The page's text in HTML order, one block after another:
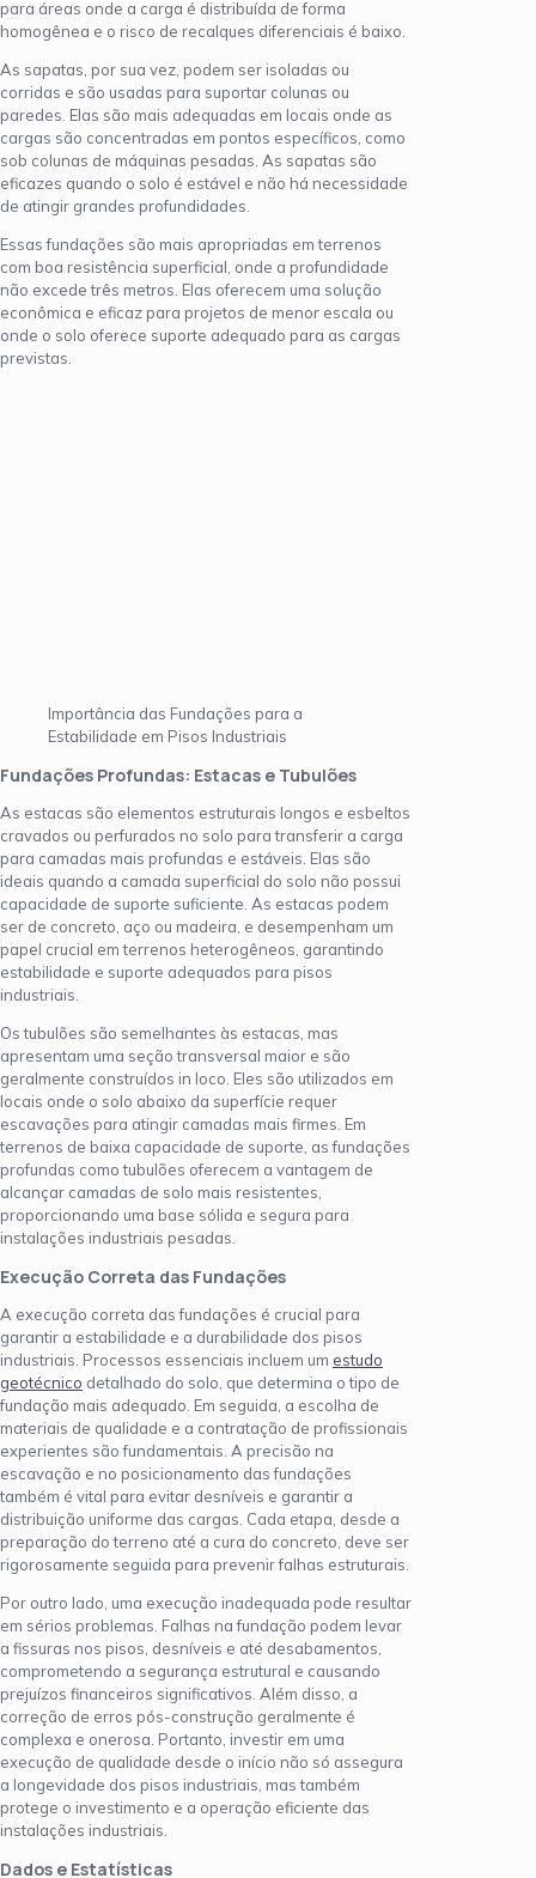
para áreas onde a carga é distribuída de forma
homogênea e o risco de recalques diferenciais é baixo.
As sapatas, por sua vez, podem ser isoladas ou
corridas e são usadas para suportar colunas ou
paredes. Elas são mais adequadas em locais onde as
cargas são concentradas em pontos específicos, como
sob colunas de máquinas pesadas. As sapatas são
eficazes quando o solo é estável e não há necessidade
de atingir grandes profundidades.
Essas fundações são mais apropriadas em terrenos
com boa resistência superficial, onde a profundidade
não excede três metros. Elas oferecem uma solução
econômica e eficaz para projetos de menor escala ou
onde o solo oferece suporte adequado para as cargas
previstas.
Importância das Fundações para a
Estabilidade em Pisos Industriais
Fundações Profundas: Estacas e Tubulões
As estacas são elementos estruturais longos e esbeltos
cravados ou perfurados no solo para transferir a carga
para camadas mais profundas e estáveis. Elas são
ideais quando a camada superficial do solo não possui
capacidade de suporte suficiente. As estacas podem
ser de concreto, aço ou madeira, e desempenham um
papel crucial em terrenos heterogêneos, garantindo
estabilidade e suporte adequados para pisos
industriais.
Os tubulões são semelhantes às estacas, mas
apresentam uma seção transversal maior e são
geralmente construídos in loco. Eles são utilizados em
locais onde o solo abaixo da superfície requer
escavações para atingir camadas mais firmes. Em
terrenos de baixa capacidade de suporte, as fundações
profundas como tubulões oferecem a vantagem de
alcançar camadas de solo mais resistentes,
proporcionando uma base sólida e segura para
instalações industriais pesadas.
Execução Correta das Fundações
A execução correta das fundações é crucial para
garantir a estabilidade e a durabilidade dos pisos
industriais. Processos essenciais incluem um estudo
geotécnico detalhado do solo, que determina o tipo de
fundação mais adequado. Em seguida, a escolha de
materiais de qualidade e a contratação de profissionais
experientes são fundamentais. A precisão na
escavação e no posicionamento das fundações
também é vital para evitar desníveis e garantir a
distribuição uniforme das cargas. Cada etapa, desde a
preparação do terreno até a cura do concreto, deve ser
rigorosamente seguida para prevenir falhas estruturais.
Por outro lado, uma execução inadequada pode resultar
em sérios problemas. Falhas na fundação podem levar
a fissuras nos pisos, desníveis e até desabamentos,
comprometendo a segurança estrutural e causando
prejuízos financeiros significativos. Além disso, a
correção de erros pós-construção geralmente é
complexa e onerosa. Portanto, investir em uma
execução de qualidade desde o início não só assegura
a longevidade dos pisos industriais, mas também
protege o investimento e a operação eficiente das
instalações industriais.
Dados e Estatísticas